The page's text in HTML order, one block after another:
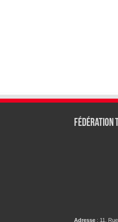
Fédération
Adresse: 11, Rue